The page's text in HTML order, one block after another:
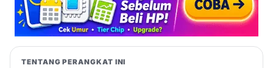
TENTANG PERANGKAT INI